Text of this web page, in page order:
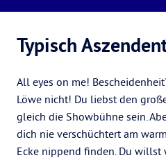
Typisch
All eyes on me!
Löwe nicht! Du liebst den
gleich die Showbühne sein.
dich nie verschüchtert am
Ecke nippend finden. Du willst